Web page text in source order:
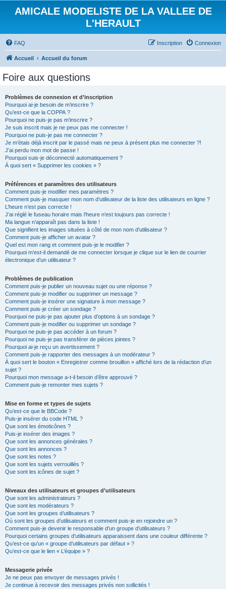
AMICALE MODELISTE DE LA VALLEE DE
L'HERAULT
FAQ Connexion
Inscription
Accueil Accueil du forum
Foire aux questions
Problèmes de connexion et d’inscription
Pourquoi ai-je besoin de m’inscrire ?
Qu’est-ce que la COPPA ?
Pourquoi ne puis-je pas m’inscrire ?
Je suis inscrit mais je ne peux pas me connecter !
Pourquoi ne puis-je pas me connecter ?
Je m’étais déjà inscrit par le passé mais ne peux à présent plus me connecter ?!
J’ai perdu mon mot de passe !
Pourquoi suis-je déconnecté automatiquement ?
À quoi sert « Supprimer les cookies » ?
Préférences et paramètres des utilisateurs
Comment puis-je modifier mes paramètres ?
Comment puis-je masquer mon nom d’utilisateur de la liste des utilisateurs en ligne ?
L’heure n’est pas correcte !
J’ai réglé le fuseau horaire mais l’heure n’est toujours pas correcte !
Ma langue n’apparaît pas dans la liste !
Que signifient les images situées à côté de mon nom d’utilisateur ?
Comment puis-je afficher un avatar ?
Quel est mon rang et comment puis-je le modifier ?
Pourquoi m’est-il demandé de me connecter lorsque je clique sur le lien de courrier
électronique d’un utilisateur ?
Problèmes de publication
Comment puis-je publier un nouveau sujet ou une réponse ?
Comment puis-je modifier ou supprimer un message ?
Comment puis-je insérer une signature à mon message ?
Comment puis-je créer un sondage ?
Pourquoi ne puis-je pas ajouter plus d’options à un sondage ?
Comment puis-je modifier ou supprimer un sondage ?
Pourquoi ne puis-je pas accéder à un forum ?
Pourquoi ne puis-je pas transférer de pièces jointes ?
Pourquoi ai-je reçu un avertissement ?
Comment puis-je rapporter des messages à un modérateur ?
À quoi sert le bouton « Enregistrer comme brouillon » affiché lors de la rédaction d’un
sujet ?
Pourquoi mon message a-t-il besoin d’être approuvé ?
Comment puis-je remonter mes sujets ?
Mise en forme et types de sujets
Qu’est-ce que le BBCode ?
Puis-je insérer du code HTML ?
Que sont les émoticônes ?
Puis-je insérer des images ?
Que sont les annonces générales ?
Que sont les annonces ?
Que sont les notes ?
Que sont les sujets verrouillés ?
Que sont les icônes de sujet ?
Niveaux des utilisateurs et groupes d’utilisateurs
Que sont les administrateurs ?
Que sont les modérateurs ?
Que sont les groupes d’utilisateurs ?
Où sont les groupes d’utilisateurs et comment puis-je en rejoindre un ?
Comment puis-je devenir le responsable d’un groupe d’utilisateurs ?
Pourquoi certains groupes d’utilisateurs apparaissent dans une couleur différente ?
Qu’est-ce qu’un « groupe d’utilisateurs par défaut » ?
Qu’est-ce que le lien « L’équipe » ?
Messagerie privée
Je ne peux pas envoyer de messages privés !
Je continue à recevoir des messages privés non sollicités !